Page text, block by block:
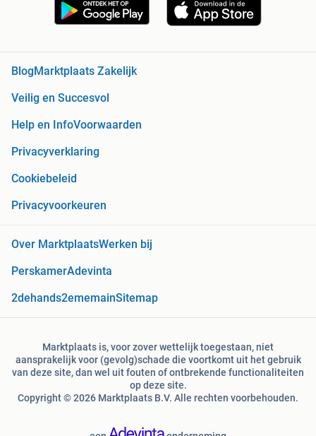
BlogMarktplaats Zakelijk
Veilig en Succesvol
Help en InfoVoorwaarden
Privacyverklaring
Cookiebeleid
Privacyvoorkeuren
Over MarktplaatsWerken bij
PerskamerAdevinta
2dehands2ememainSitemap
Marktplaats is, voor zover wettelijk toegestaan, niet
aansprakelijk voor (gevolg)schade die voortkomt uit het gebruik
van deze site, dan wel uit fouten of ontbrekende functionaliteiten
op deze site.
Copyright © 2026 Marktplaats B.V. Alle rechten voorbehouden.